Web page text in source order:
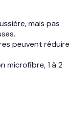
mais pas
peuvent réduire
microfibre, 1 à 2